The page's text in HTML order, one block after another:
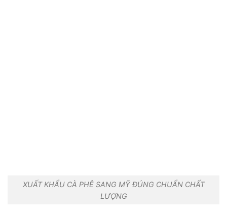
XUẤT KHẨU CÀ PHÊ SANG MỸ ĐÚNG CHUẨN CHẤT
LƯỢNG